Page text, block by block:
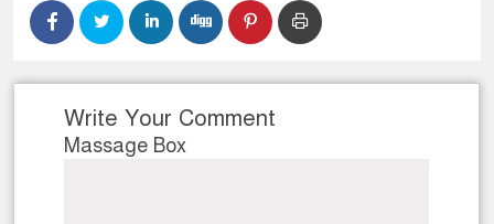
২৮ লাখ টাকার জাল নোটসহ
থানা পুলিশ
Write Your Comment
Massage Box